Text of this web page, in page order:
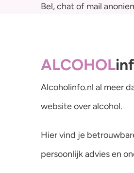
Bel, chat of mail
ALCOHOL
Alcoholinfo.nl al meer
website over alcohol.
Hier vind je
persoonlijk advies en